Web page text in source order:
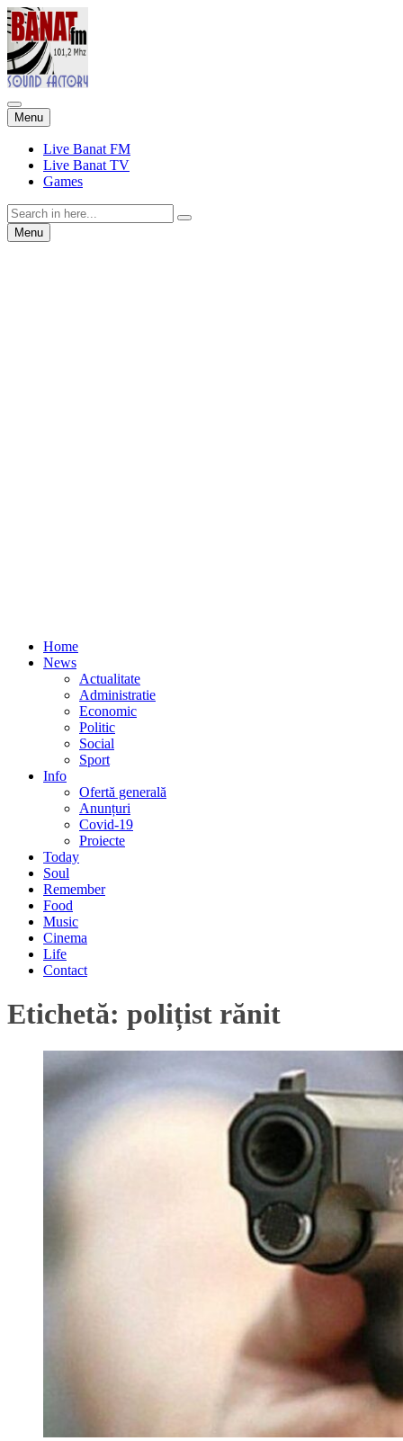
Menu Skip
to
content
Live Banat FM
Live Banat TV
Games
Search
for:Menu Skip
to
Home
News
Actualitate
Administratie
Economic
Politic
Social
Sport
Info
Ofertă generală
Anunțuri
Covid-19
Proiecte
Today
Soul
Remember
Food
Music
Cinema
Life
Contact
Etichetă: polițist rănit